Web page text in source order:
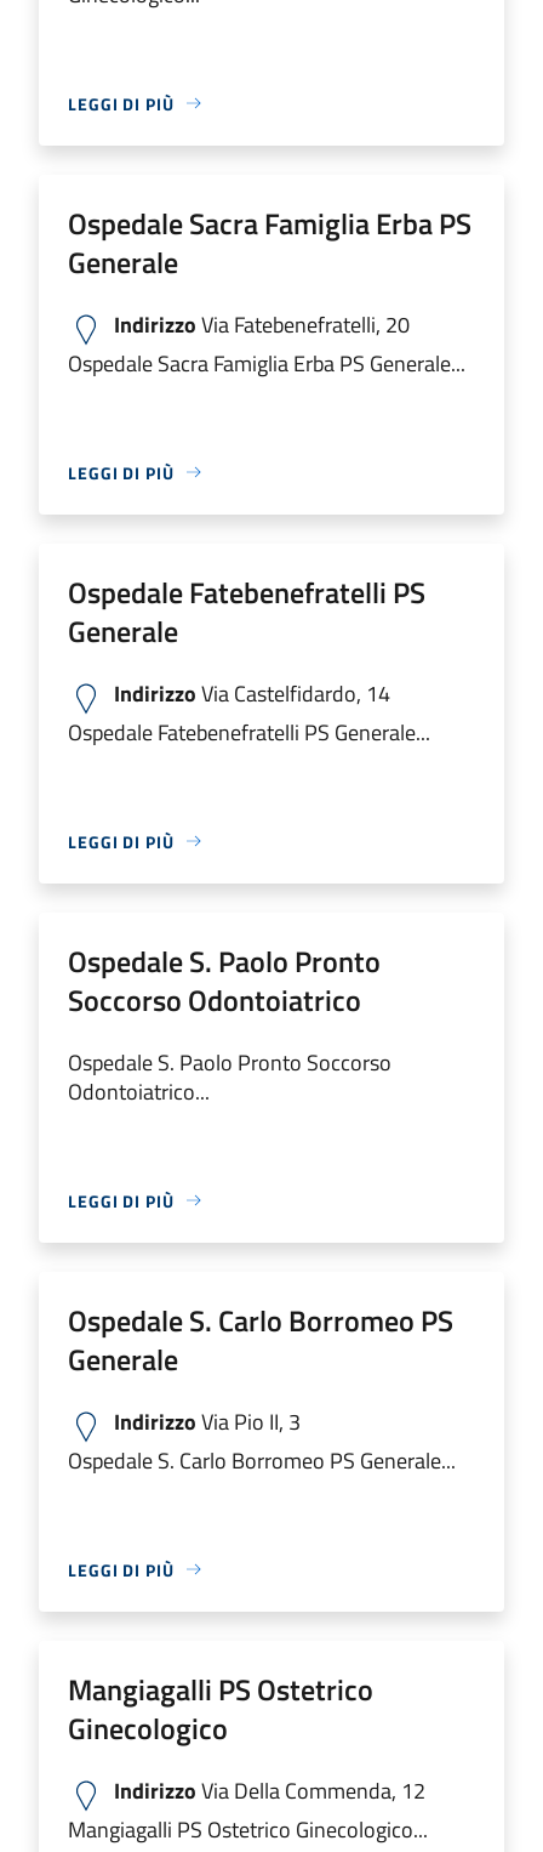
LEGGI DI PIÙ
Ospedale Sacra Famiglia Erba PS
Generale
IndirizzoVia Fatebenefratelli, 20
Ospedale Sacra Famiglia Erba PS Generale...
LEGGI DI PIÙ
Ospedale Fatebenefratelli PS
Generale
IndirizzoVia Castelfidardo, 14
Ospedale Fatebenefratelli PS Generale...
LEGGI DI PIÙ
Ospedale S. Paolo Pronto
Soccorso Odontoiatrico
Ospedale S. Paolo Pronto Soccorso
Odontoiatrico...
LEGGI DI PIÙ
Ospedale S. Carlo Borromeo PS
Generale
IndirizzoVia Pio II, 3
Ospedale S. Carlo Borromeo PS Generale...
LEGGI DI PIÙ
Mangiagalli PS Ostetrico
Ginecologico
IndirizzoVia Della Commenda, 12
Mangiagalli PS Ostetrico Ginecologico...